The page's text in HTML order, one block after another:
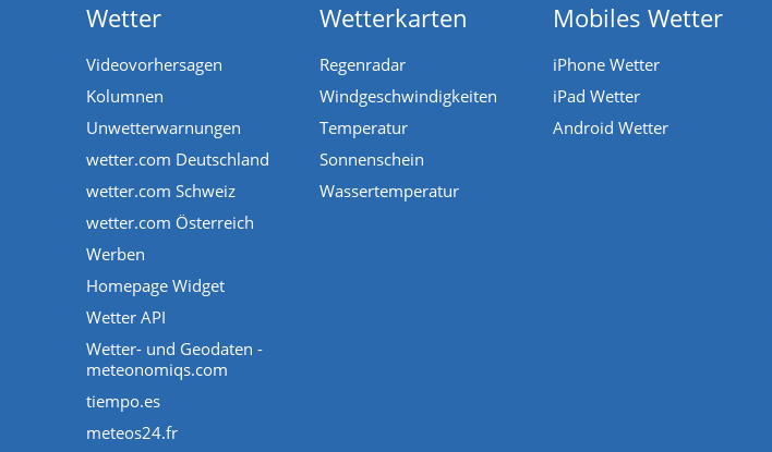
Wetter
Videovorhersagen
Kolumnen
Unwetterwarnungen
wetter.com Deutschland
wetter.com Schweiz
wetter.com Österreich
Werben
Homepage Widget
Wetter API
Wetter- und Geodaten -
meteonomiqs.com
tiempo.es
meteos24.fr
Wetterkarten
Regenradar
Windgeschwindigkeiten
Temperatur
Sonnenschein
Wassertemperatur
Mobiles Wetter
iPhone Wetter
iPad Wetter
Android Wetter